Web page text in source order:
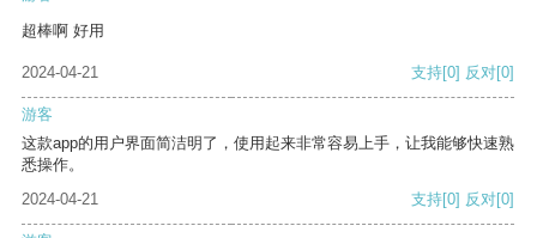
超棒啊 好用
2024-04-21 支持[0] 反对[0]
游客
这款app的用户界面简洁明了，使用起来非常容易上手，让我能够快速熟
悉操作。
2024-04-21
支持[0] 反对[0]